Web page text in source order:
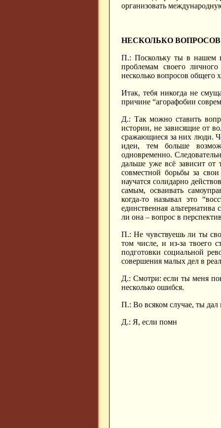
организовать
НЕСКОЛЬКО
П.: Поскольку ты в нашем
проблемам своего
несколько вопросов общего
Итак, тебя никогда не
причине “агорафобии
Д.: Так можно ставить
истории, не зависящие от
сражающиеся за них люди.
идеи, тем больше
одновременно.
дальше уже всё зависит от
совместной борьбы за
научатся солидарно
самым, осваивать
когда-то называл это
единственная
ли она – вопрос в
П.: Не чувствуешь ли ты
том числе, и из-за твоего
подготовки социальной
совершения малых дел в
Д.: Смотри: если ты меня
несколько ошибся.
П.: Во всяком случае, ты дал
Д.: Я, если помн